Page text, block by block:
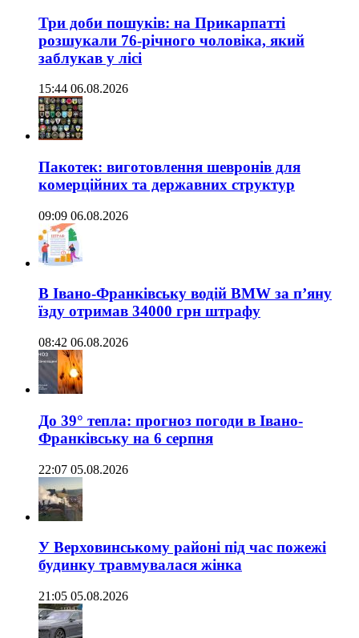
Три доби пошуків: на Прикарпатті
розшукали 76-річного чоловіка, який
заблукав у лісі
15:44 06.08.2026
Пакотек: виготовлення шевронів для
комерційних та державних структур
09:09 06.08.2026
В Івано-Франківську водій BMW за п’яну
їзду отримав 34000 грн штрафу
08:42 06.08.2026
До 39° тепла: прогноз погоди в Івано-
Франківську на 6 серпня
22:07 05.08.2026
У Верховинському районі під час пожежі
будинку травмувалася жінка
21:05 05.08.2026